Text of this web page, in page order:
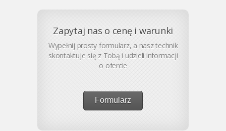
Zapytaj nas o cenę i warunki
Wypełnij prosty formularz, a nasz technik
skontaktuje się z Tobą i udzieli informacji
o ofercie
Formularz